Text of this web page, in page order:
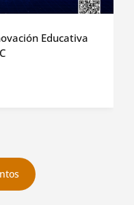
Educativa